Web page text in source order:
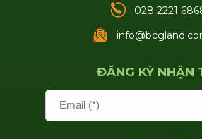
028 2221
ĐĂNG KÝ NHẬN
Email (*)